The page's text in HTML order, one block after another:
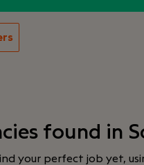
found in
your perfect job yet,